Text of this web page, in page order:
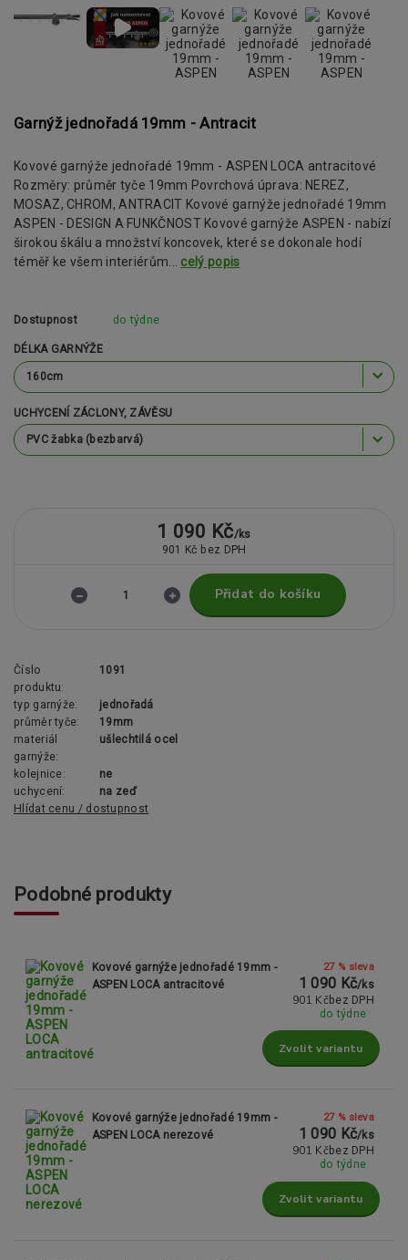
Garnýž jednořadá 19mm - Antracit
Kovové garnýže jednořadé 19mm - ASPEN LOCA antracitové
Rozměry: průměr tyče 19mm Povrchová úprava: NEREZ,
MOSAZ, CHROM, ANTRACIT Kovové garnýže jednořadé 19mm
ASPEN - DESIGN A FUNKČNOST Kovové garnýže ASPEN - nabízí
širokou škálu a množství koncovek, které se dokonale hodí
téměř ke všem interiérům... celý popis
Dostupnost do týdne
DÉLKA GARNÝŽE
UCHYCENÍ ZÁCLONY, ZÁVĚSU
1 090 Kč/ks
901 Kč bez DPH
Přidat do košíku
Číslo
produktu:
1091
typ garnýže:
jednořadá
průměr tyče:
19mm
materiál
garnýže:
ušlechtilá ocel
kolejnice:
ne
uchycení:
na zeď
Hlídat cenu / dostupnost
Podobné produkty
Kovové garnýže jednořadé 19mm -
ASPEN LOCA antracitové
27 % sleva
1 090 Kč/ks
901 Kč bez DPH
do týdne
Zvolit variantu
Kovové garnýže jednořadé 19mm -
ASPEN LOCA nerezové
27 % sleva
1 090 Kč/ks
901 Kč bez DPH
do týdne
Zvolit variantu